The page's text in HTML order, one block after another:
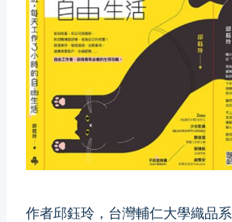
作者邱鈺玲，台灣輔仁大學織品